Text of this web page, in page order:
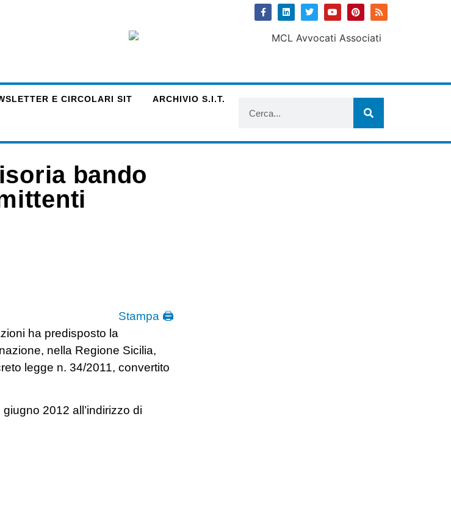
E CIRCOLARI SIT ARCHIVIO S.I.T.
bando
Stampa 🖨
ha predisposto la
nella Regione Sicilia,
legge n. 34/2011, convertito
2012 all’indirizzo di